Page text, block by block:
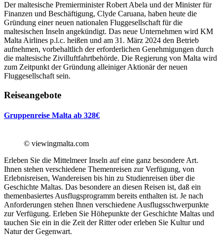
Der maltesische Premierminister Robert Abela und der Minister für
Finanzen und Beschäftigung, Clyde Caruana, haben heute die
Gründung einer neuen nationalen Fluggesellschaft für die
maltesischen Inseln angekündigt. Das neue Unternehmen wird KM
Malta Airlines p.l.c. heißen und am 31. März 2024 den Betrieb
aufnehmen, vorbehaltlich der erforderlichen Genehmigungen durch
die maltesische Zivilluftfahrtbehörde. Die Regierung von Malta wird
zum Zeitpunkt der Gründung alleiniger Aktionär der neuen
Fluggesellschaft sein.
Reiseangebote
Gruppenreise Malta ab 328€
© viewingmalta.com
Erleben Sie die Mittelmeer Inseln auf eine ganz besondere Art.
Ihnen stehen verschiedene Themenreisen zur Verfügung, von
Erlebnisreisen, Wandereisen bis hin zu Studienreisen über die
Geschichte Maltas. Das besondere an diesen Reisen ist, daß ein
themenbasiertes Ausflugsprogramm bereits enthalten ist. Je nach
Anforderungen stehen Ihnen verschiedene Ausflugsschwerpunkte
zur Verfügung. Erleben Sie Höhepunkte der Geschichte Maltas und
tauchen Sie ein in die Zeit der Ritter oder erleben Sie Kultur und
Natur der Gegenwart.